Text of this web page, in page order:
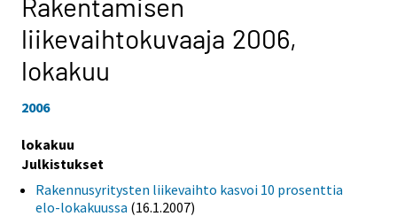
liikevaihtokuvaaja 2006,
lokakuu
2006
lokakuu
Julkistukset
Rakennusyritysten liikevaihto kasvoi 10 prosenttia
elo-lokakuussa (16.1.2007)